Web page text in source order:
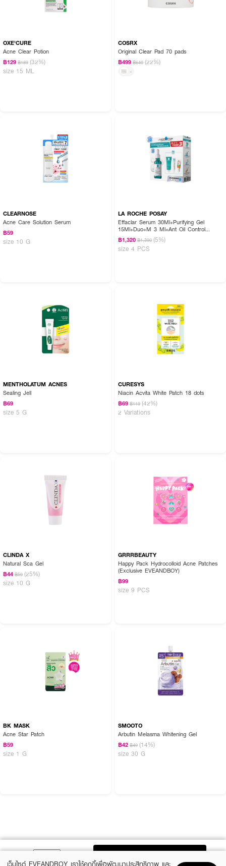
OXE'CURE
Acne Clear Potion
฿129 ฿189 (32%)
size 15 ML
COSRX
Original Clear Pad 70 pads
฿499 ฿640 (22%)
-
CLEARNOSE
Acne Care Solution Serum
฿59
size 10 G
LA ROCHE POSAY
Effaclar Serum 30Ml+Purifying Gel
15Ml+Duo+M 3 Ml+Ant Oil Control
Cream 3 Ml
฿1,320 ฿1,390 (5%)
size 4 PCS
MENTHOLATUM ACNES
Sealing Jell
฿69
size 5 G
CURESYS
Niacin Acvita White Patch 18 dots
฿69 ฿119 (42%)
2 Variations
CLINDA X
Natural Sca Gel
฿44 ฿59 (25%)
size 10 G
GRRRBEAUTY
Happy Pack Hydrocolloid Acne Patches
(Exclusive EVEANDBOY)
฿99
size 9 PCS
BK MASK
Acne Star Patch
฿59
size 1 G
SMOOTO
Arbutin Melasma Whitening Gel
฿42 ฿49 (14%)
size 30 G
เว็บไซต์ EVEANDBOY เราใช้คุกกี้เพื่อพัฒนาประสิทธิภาพ และ